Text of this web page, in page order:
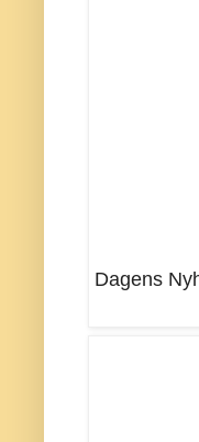
Dagens